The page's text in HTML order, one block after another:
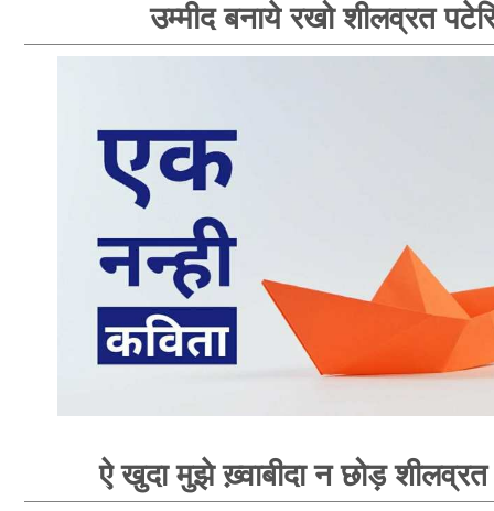
उम्मीद बनाये रखो शीलव्रत
ऐ खुदा मुझे ख़्वाबीदा न छोड़ शीलव्रत